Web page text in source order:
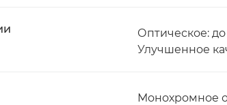
Оптическое:
Улучшенное
Монохромное